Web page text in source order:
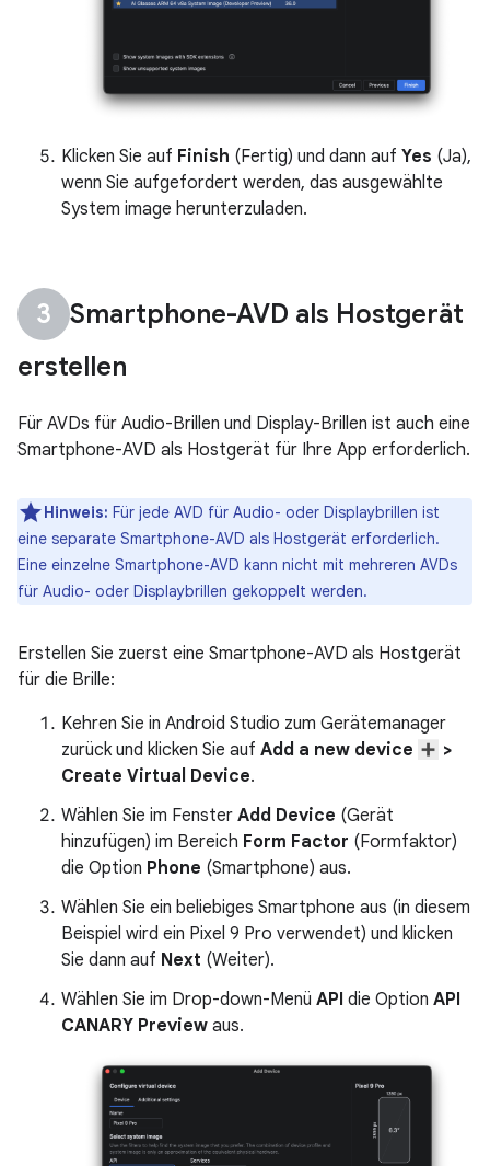
Klicken Sie auf Finish (Fertig) und dann auf Yes (Ja),
wenn Sie aufgefordert werden, das ausgewählte
System image herunterzuladen.
Smartphone-AVD als Hostgerät
erstellen
Für AVDs für Audio-Brillen und Display-Brillen ist auch eine
Smartphone-AVD als Hostgerät für Ihre App erforderlich.
Hinweis: Für jede AVD für Audio- oder Displaybrillen ist
eine separate Smartphone-AVD als Hostgerät erforderlich.
Eine einzelne Smartphone-AVD kann nicht mit mehreren AVDs
für Audio- oder Displaybrillen gekoppelt werden.
Erstellen Sie zuerst eine Smartphone-AVD als Hostgerät
für die Brille:
Kehren Sie in Android Studio zum Gerätemanager
zurück und klicken Sie auf Add a new device
>
Create Virtual Device.
Wählen Sie im Fenster Add Device (Gerät
hinzufügen) im Bereich Form Factor (Formfaktor)
die Option Phone (Smartphone) aus.
Wählen Sie ein beliebiges Smartphone aus (in diesem
Beispiel wird ein Pixel 9 Pro verwendet) und klicken
Sie dann auf Next (Weiter).
Wählen Sie im Drop-down-Menü API die Option API
CANARY Preview aus.